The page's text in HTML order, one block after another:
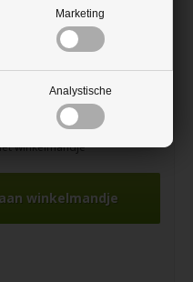
Marketing
Analystische
hoeven niet hetzelfde
20% korting
winkelmandje